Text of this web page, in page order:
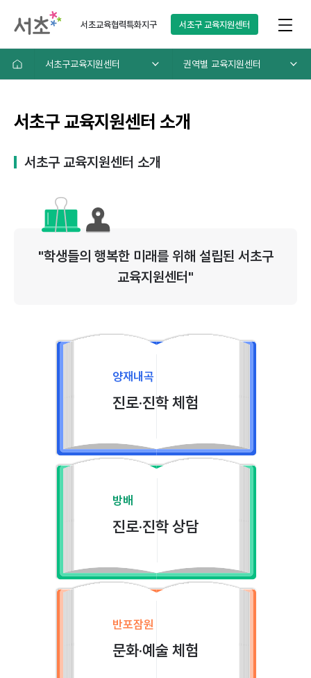
서초교육협력특화지구 서초구교육지원센터
서초구교육지원센터 권역별 교육지원센터
서초구 교육지원센터 소개
서초구 교육지원센터 소개
"학생들의 행복한 미래를 위해 설립된 서초구
교육지원센터"
양재내곡
진로·진학 체험
방배
진로·진학 상담
반포잠원
문화·예술 체험